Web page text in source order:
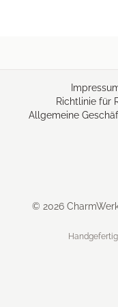
Richtlinie für
Allgemeine
© 2026